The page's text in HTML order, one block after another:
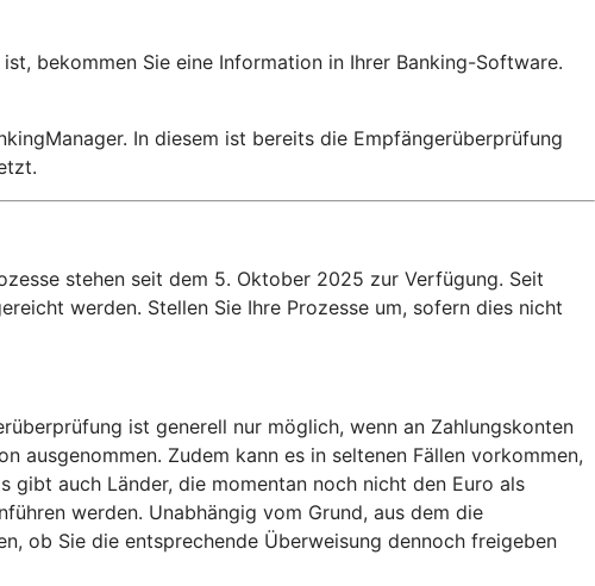
bekommen Sie eine Information in Ihrer Banking-Software.
In diesem ist bereits die Empfängerüberprüfung
stehen seit dem 5. Oktober 2025 zur Verfügung. Seit
werden. Stellen Sie Ihre Prozesse um, sofern dies nicht
ist generell nur möglich, wenn an Zahlungskonten
ausgenommen. Zudem kann es in seltenen Fällen vorkommen,
auch Länder, die momentan noch nicht den Euro als
werden. Unabhängig vom Grund, aus dem die
ob Sie die entsprechende Überweisung dennoch freigeben